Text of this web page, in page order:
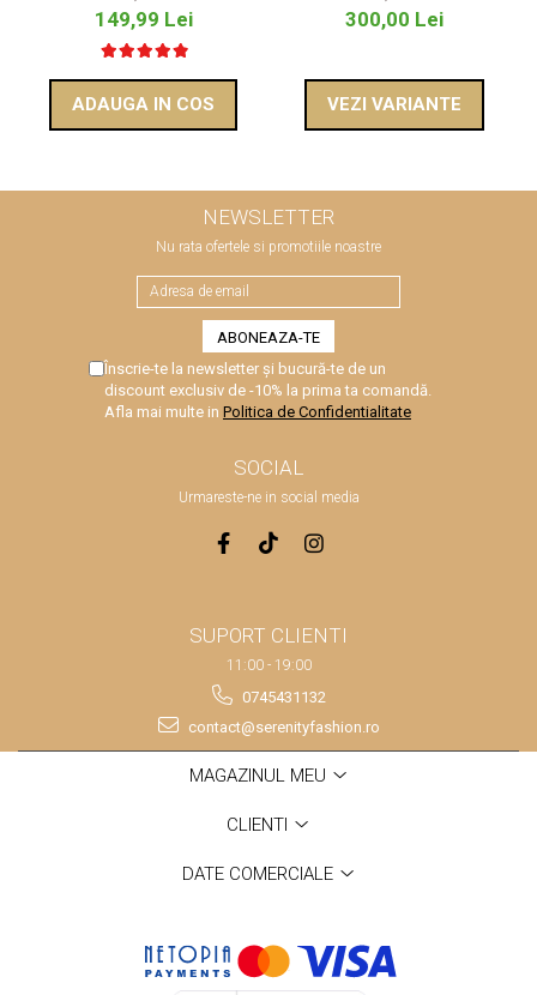
149,99 Lei
ADAUGA IN COS
300,00 Lei
VEZI VARIANTE
NEWSLETTER
Nu rata ofertele si promotiile noastre
Înscrie-te la newsletter și bucură-te de un
discount exclusiv de -10% la prima ta comandă.
Afla mai multe in Politica de Confidentialitate
SOCIAL
Urmareste-ne in social media
SUPORT CLIENTI
11:00 - 19:00
0745431132
contact@serenityfashion.ro
MAGAZINUL MEU
CLIENTI
DATE COMERCIALE